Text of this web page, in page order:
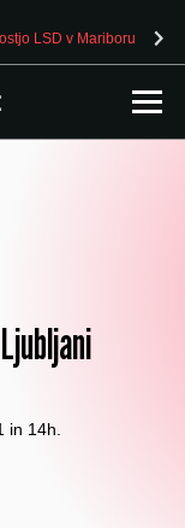
LSD v Mariboru
in 14h.